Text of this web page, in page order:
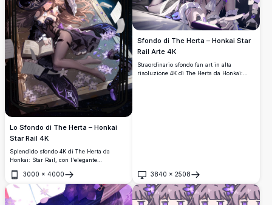
Lo Sfondo di The Herta – Honkai
Star Rail 4K
Splendido sfondo 4K di The Herta da
Honkai: Star Rail, con l'elegante
libro aperto, circondata da fiori viola, fogli
sparsi e uno sfondo cosmico stellato.
3000 × 4000
Apri
Sfondo di The Herta – Honkai Star
Rail Arte 4K
Straordinario sfondo fan art in alta
risoluzione 4K di The Herta da Honkai:
3840 × 2508
Apri